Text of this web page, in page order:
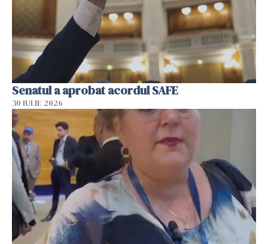
Senatul a aprobat acordul SAFE
30 IULIE 2026